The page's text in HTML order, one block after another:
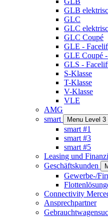
GLB
GLC
GLC
GLC Coupé
GLE -
GLE Coupé
GLS -
S-Klasse
T-Klasse
V-Klasse
VLE
AMG
smart
Menu Level 3
smart #1
smart #3
smart #5
Leasing und
Geschäftskunden
Gewerbe-/
Connectivity
Ansprechpartner